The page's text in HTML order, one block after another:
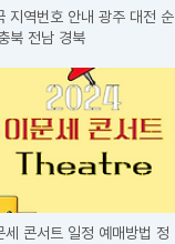
지역번호 안내 광주 대전 순
북 전남 경북
세 콘서트 일정 예매방법 정